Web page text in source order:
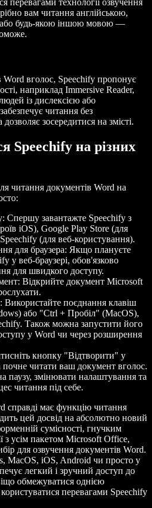
вам читання англійською,
або будь-якою іншою мовою —
вголос, Speechify пропонує
наприклад Immersive Reader,
із дислексією або
читання без
зосередитися на змісті.
Speechify на різних
читання документів Word на
Спершу завантажте Speechify з
iOS), Google Play Store (для
(для веб-користування).
для браузера: Якщо плануєте
у веб-браузері, обов'язково
для швидкого доступу.
Відкрийте документ Microsoft
Використайте поєднання клавіш
або "Ctrl + Пробіл" (MacOS),
Також можна запустити його
у Word чи через розширення
кнопку "Відтворити" у
почне читати ваш документ вголос.
паузу, змінювати налаштування та
читання під себе.
справді має функцію читання
цей досвід на абсолютно новий
сумісності, гнучким
з усім пакетом Microsoft Office,
для озвучення документів Word.
MacOS, iOS, Android чи просто у
легкий і зручний доступ до
обмежуватися однією
перевагами Speechify